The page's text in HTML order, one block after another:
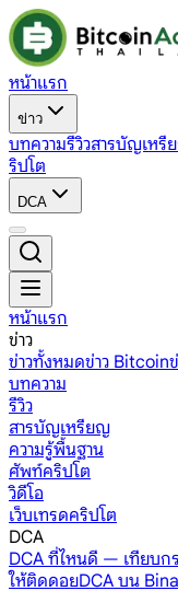
หน้าแรก
ข่าว
บทความรีวิวสารบัญเหรี
ริปโต
DCA
หน้าแรก
ข่าว
ข่าวทั้งหมดข่าว Bitcoin
บทความ
รีวิว
สารบัญเหรียญ
ความรู้พื้นฐาน
ศัพท์คริปโต
วิดีโอ
เว็บเทรดคริปโต
DCA
DCA ที่ไหนดี — เทียบก
ให้ติดดอยDCA บน